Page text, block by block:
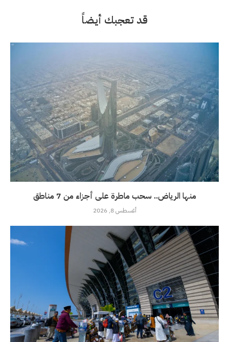
قد تعجبك أيضاً
منها الرياض.. سحب ماطرة على أجزاء من 7 مناطق
أغسطس 8, 2026